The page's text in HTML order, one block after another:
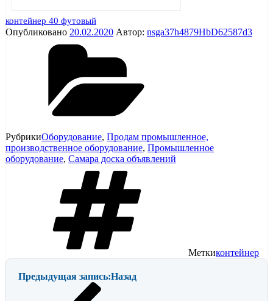
контейнер 40 футовый
Опубликовано 20.02.2020 Автор: nsga37h4879HbD62587d3
РубрикиОборудование, Продам промышленное,
производственное оборудование, Промышленное
оборудование, Самара доска объявлений
Меткиконтейнер
Предыдущая запись:Назад